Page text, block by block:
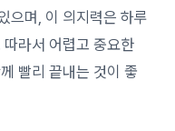
으며, 이 의지력은 하루
라서 어렵고 중요한
빨리 끝내는 것이 좋